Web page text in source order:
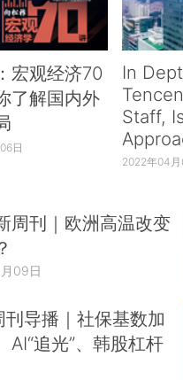
宏观经济70
了解国内外
日
In
Staff,
2022年04月
周刊｜欧洲高温改变
09日
刊导播｜社保基数加
AI“追光”、韩股杠杆